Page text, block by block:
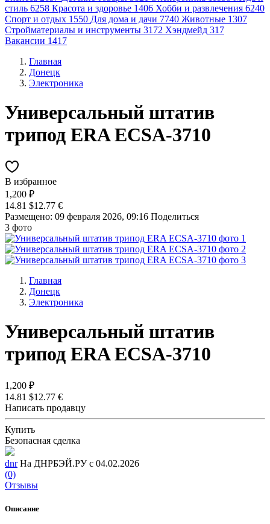
стиль 6258 Красота и здоровье 1406 Хобби и развлечения 6240
Спорт и отдых 1550 Для дома и дачи 7740 Животные 1307
Стройматериалы и инструменты 3172 Хэндмейд 317
Вакансии 1417
Главная
Донецк
Электроника
Универсальный штатив
трипод ERA ECSA-3710
В избранное
1,200 ₽
14.81 $12.77 €
Размещено: 09 февраля 2026, 09:16 Поделиться
3 фото
Главная
Донецк
Электроника
Универсальный штатив
трипод ERA ECSA-3710
1,200 ₽
14.81 $12.77 €
Написать продавцу
Купить
Безопасная сделка
dnr На ДНРБЭЙ.РУ с 04.02.2026
(0)
Отзывы
Описание